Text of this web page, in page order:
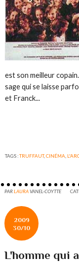
est son meilleur
sage qui se laisse
et Franck...
TAGS :TRUFFAUT,CINÉMA
PARLAURAVANEL-COYTTE
2009
30/10
L'homme qui